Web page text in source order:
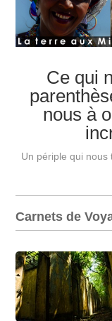
Plus
Ce qui
nous à
Un périple qui
Carnets de